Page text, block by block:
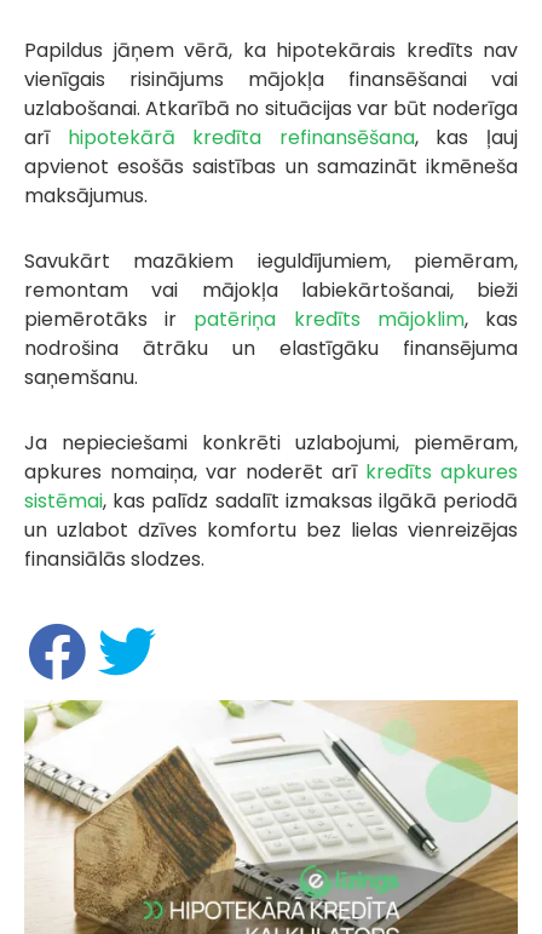
Papildus jāņem vērā, ka hipotekārais kredīts nav
vienīgais risinājums mājokļa finansēšanai vai
uzlabošanai. Atkarībā no situācijas var būt noderīga
arī hipotekārā kredīta refinansēšana, kas ļauj
apvienot esošās saistības un samazināt ikmēneša
maksājumus.
Savukārt mazākiem ieguldījumiem, piemēram,
remontam vai mājokļa labiekārtošanai, bieži
piemērotāks ir patēriņa kredīts mājoklim, kas
nodrošina ātrāku un elastīgāku finansējuma
saņemšanu.
Ja nepieciešami konkrēti uzlabojumi, piemēram,
apkures nomaiņa, var noderēt arī kredīts apkures
sistēmai, kas palīdz sadalīt izmaksas ilgākā periodā
un uzlabot dzīves komfortu bez lielas vienreizējas
finansiālās slodzes.